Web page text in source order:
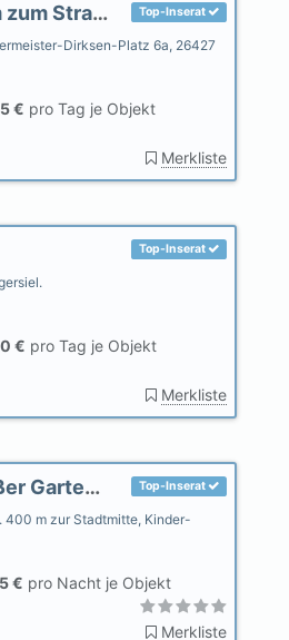
Top-Inserat
Witt Huus II Fewo Hafenzauber 100m zum Strand 50m zum Hafen
Dirksen-Platz 6a, 26427
€ pro Tag je Objekt
Merkliste
Top-Inserat
€ pro Tag je Objekt
Merkliste
Top-Inserat
Landhaus Sonnengarten, WLAN, großer Garten, eig.Parkplatz
400 m zur Stadtmitte, Kinder-
€ pro Nacht je Objekt
Merkliste